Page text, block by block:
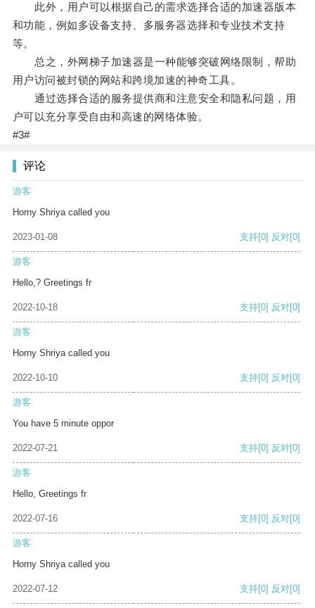
此外，用户可以根据自己的需求选择合适的加速器版本
和功能，例如多设备支持、多服务器选择和专业技术支持
等。
总之，外网梯子加速器是一种能够突破网络限制，帮助
用户访问被封锁的网站和跨境加速的神奇工具。
通过选择合适的服务提供商和注意安全和隐私问题，用
户可以充分享受自由和高速的网络体验。
#3#
评论
游客
Horny Shriya called you
2023-01-08 支持[0] 反对[0]
游客
Hello,? Greetings fr
2022-10-18 支持[0] 反对[0]
游客
Horny Shriya called you
2022-10-10 支持[0] 反对[0]
游客
You have 5 minute oppor
2022-07-21 支持[0] 反对[0]
游客
Hello, Greetings fr
2022-07-16 支持[0] 反对[0]
游客
Horny Shriya called you
2022-07-12 支持[0] 反对[0]